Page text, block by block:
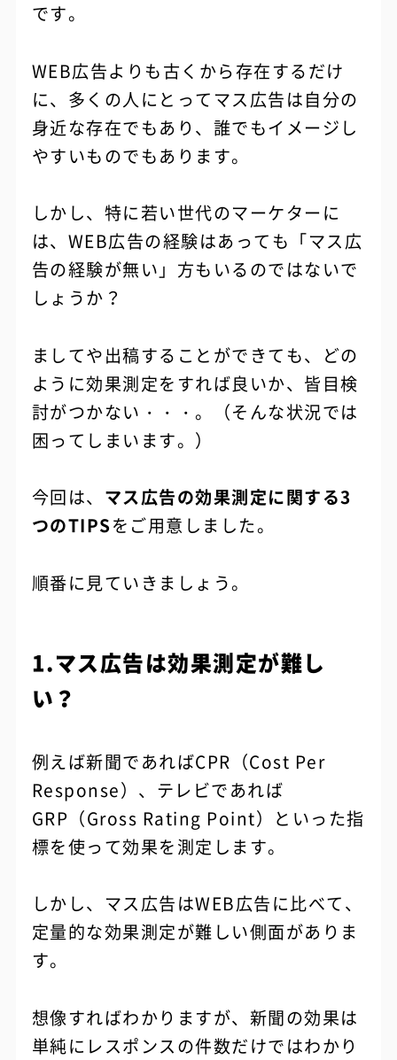
です。
WEB広告よりも古くから存在するだけ
に、多くの人にとってマス広告は自分の
身近な存在でもあり、誰でもイメージし
やすいものでもあります。
しかし、特に若い世代のマーケターに
は、WEB広告の経験はあっても「マス広
告の経験が無い」方もいるのではないで
しょうか？
ましてや出稿することができても、どの
ように効果測定をすれば良いか、皆目検
討がつかない・・・。（そんな状況では
困ってしまいます。）
今回は、 マス広告の効果測定に関する3
つのTIPSをご用意しました。
順番に見ていきましょう。
1.マス広告は効果測定が難し
い？
例えば新聞であればCPR（Cost Per
Response）、テレビであれば
GRP（Gross Rating Point）といった指
標を使って効果を測定します。
しかし、マス広告はWEB広告に比べて、
定量的な効果測定が難しい側面がありま
す。
想像すればわかりますが、新聞の効果は
単純にレスポンスの件数だけではわかり